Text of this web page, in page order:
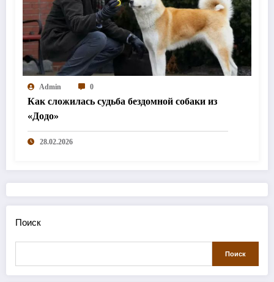
Admin 0
Как сложилась судьба бездомной собаки из
«Додо»
28.02.2026
Поиск
Поиск